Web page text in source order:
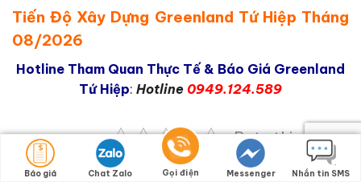
Tiến Độ Xây Dựng Greenland Tứ Hiệp Tháng
08/2026
Hotline Tham Quan Thực Tế & Báo Giá Greenland
Tứ Hiệp: Hotline 0949.124.589
Rate this post
Báo giá Chat Zalo Gọi điện Messenger Nhắn tin SMS